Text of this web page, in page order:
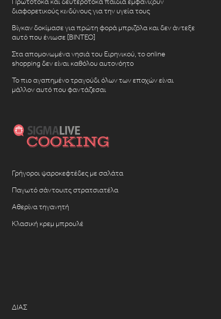
διαφορετικούς κινδύνους για την υγεία τους
Βίγκαν δοκίμασε για πρώτη φορά μπριζόλα και δεν άντεξε
αυτό που ένιωσε [ΒΙΝΤΕΟ]
Στα απομονωμένα νησιά του Ειρηνικού, το online
shopping δεν είναι καθόλου αυτονόητο
Το πιο αγαπημένο τραγούδι όλων των εποχών είναι
μάλλον αυτό που φαντάζεσαι
Γρήγοροι ψαροκεφτέδες με σαλάτα
Παγωτό σάντουιτς στρατσιατέλα
Αθερίνα τηγανητή
Κλασική κρεμ μπρουλέ
ΔΙΑΣ